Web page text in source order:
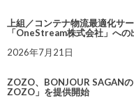
上組／コンテナ物流最適化サ
「OneStream株式会社」への
2026年7月21日
ZOZO、BONJOUR SAGAN
ZOZO」を提供開始